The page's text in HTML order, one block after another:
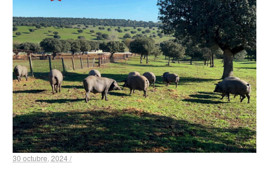
30 octubre, 2024 /